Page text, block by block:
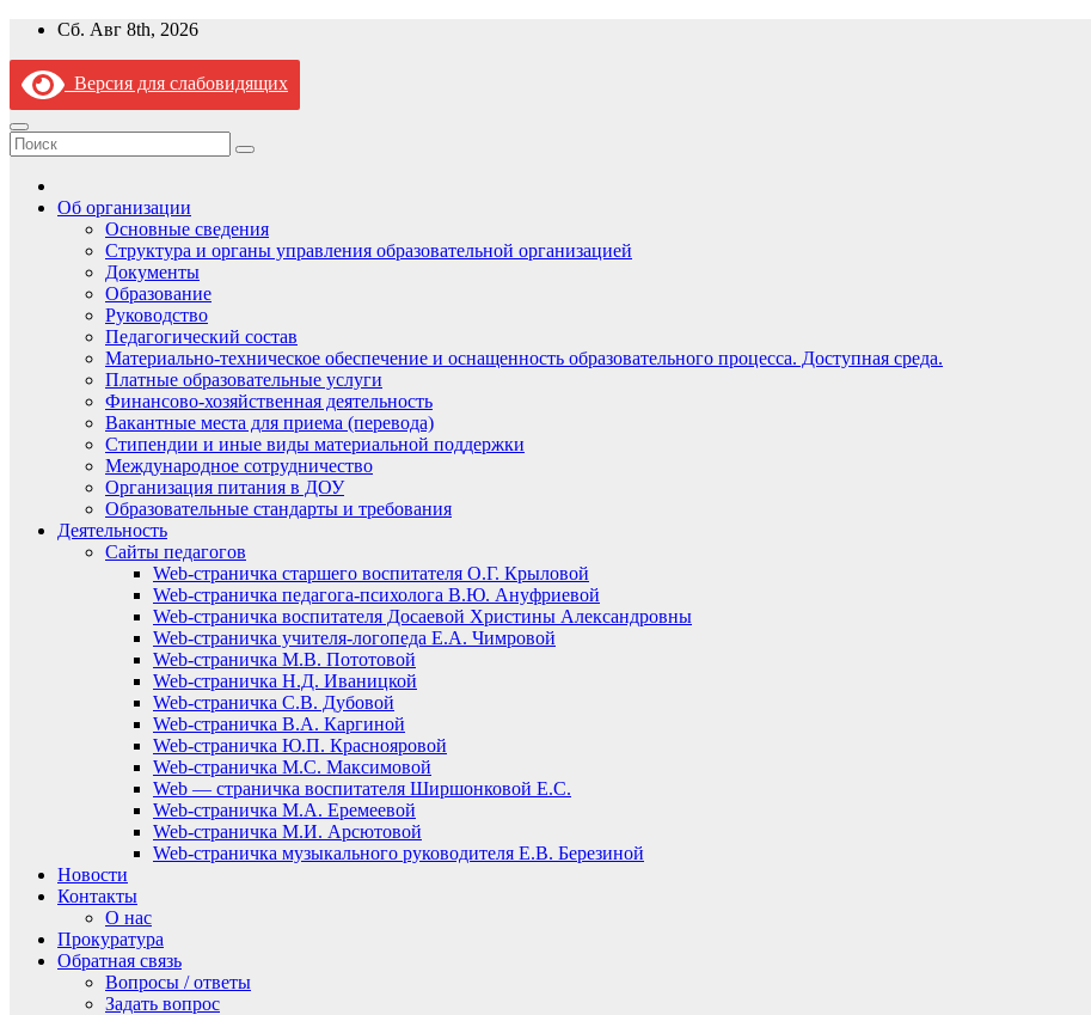
Перейти
содержимому
Сб. Авг 8th, 2026
Версия для слабовидящих
Об организации
Основные сведения
Структура и органы управления образовательной организацией
Документы
Образование
Руководство
Педагогический состав
Материально-техническое обеспечение и оснащенность образовательного процесса. Доступная среда.
Платные образовательные услуги
Финансово-хозяйственная деятельность
Вакантные места для приема (перевода)
Стипендии и иные виды материальной поддержки
Международное сотрудничество
Организация питания в ДОУ
Образовательные стандарты и требования
Деятельность
Сайты педагогов
Web-страничка старшего воспитателя О.Г. Крыловой
Web-страничка педагога-психолога В.Ю. Ануфриевой
Web-страничка воспитателя Досаевой Христины Александровны
Web-страничка учителя-логопеда Е.А. Чимровой
Web-страничка М.В. Пототовой
Web-страничка Н.Д. Иваницкой
Web-страничка С.В. Дубовой
Web-страничка В.А. Каргиной
Web-страничка Ю.П. Краснояровой
Web-страничка М.С. Максимовой
Web — страничка воспитателя Ширшонковой Е.С.
Web-страничка М.А. Еремеевой
Web-страничка М.И. Арсютовой
Web-страничка музыкального руководителя Е.В. Березиной
Новости
Контакты
О нас
Прокуратура
Обратная связь
Вопросы / ответы
Задать вопрос